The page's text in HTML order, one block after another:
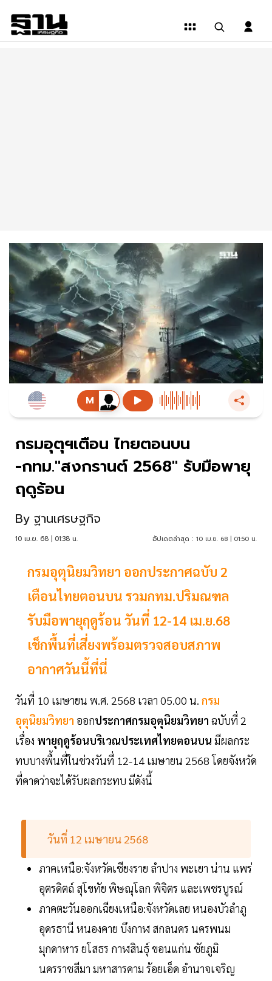
กรมอุตุฯเตือน ไทยตอนบน
-กทม."สงกรานต์ 2568" รับมือพายุ
ฤดูร้อน
By ฐานเศรษฐกิจ
10 เม.ย. 68 | 01:38 น. อัปเดตล่าสุด : 10 เม.ย. 68 | 01:50 น.
กรมอุตุนิยมวิทยา ออกประกาศฉบับ 2
เตือนไทยตอนบน รวมกทม.ปริมณฑล
รับมือพายุฤดูร้อน วันที่ 12-14 เม.ย.68
เช็กพื้นที่เสี่ยงพร้อมตรวจสอบสภาพ
อากาศวันนี้ที่นี่
วันที่ 10 เมษายน พ.ศ. 2568 เวลา 05.00 น. กรม
อุตุนิยมวิทยา ออกประกาศกรมอุตุนิยมวิทยา ฉบับที่ 2
เรื่อง พายุฤดูร้อนบริเวณประเทศไทยตอนบน มีผลกระ
ทบบางพื้นที่ในช่วงวันที่ 12-14 เมษายน 2568 โดยจังหวัด
ที่คาดว่าจะได้รับผลกระทบ มีดังนี้
วันที่ 12 เมษายน 2568
ภาคเหนือ:จังหวัดเชียงราย ลำปาง พะเยา น่าน แพร่
อุตรดิตถ์ สุโขทัย พิษณุโลก พิจิตร และเพชรบูรณ์
ภาคตะวันออกเฉียงเหนือ:จังหวัดเลย หนองบัวลำภู
อุดรธานี หนองคาย บึงกาฬ สกลนคร นครพนม
มุกดาหาร ยโสธร กาฬสินธุ์ ขอนแก่น ชัยภูมิ
นครราชสีมา มหาสารคาม ร้อยเอ็ด อำนาจเจริญ